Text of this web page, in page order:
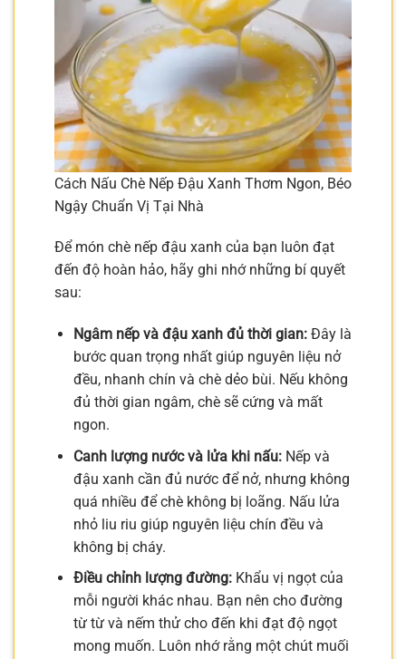
Cách Nấu Chè Nếp Đậu Xanh Thơm Ngon, Béo
Ngậy Chuẩn Vị Tại Nhà
Để món chè nếp đậu xanh của bạn luôn đạt
đến độ hoàn hảo, hãy ghi nhớ những bí quyết
sau:
Ngâm nếp và đậu xanh đủ thời gian:Đây là
bước quan trọng nhất giúp nguyên liệu nở
đều, nhanh chín và chè dẻo bùi. Nếu không
đủ thời gian ngâm, chè sẽ cứng và mất
ngon.
Canh lượng nước và lửa khi nấu:Nếp và
đậu xanh cần đủ nước để nở, nhưng không
quá nhiều để chè không bị loãng. Nấu lửa
nhỏ liu riu giúp nguyên liệu chín đều và
không bị cháy.
Điều chỉnh lượng đường:Khẩu vị ngọt của
mỗi người khác nhau. Bạn nên cho đường
từ từ và nếm thử cho đến khi đạt độ ngọt
mong muốn. Luôn nhớ rằng một chút muối